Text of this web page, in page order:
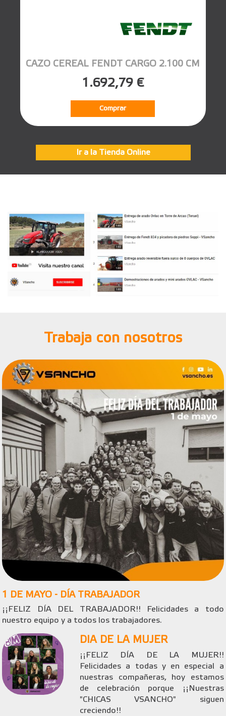
CAZO CEREAL FENDT CARGO 2.100 CM
1.692,79 €
Comprar
Ir a la Tienda Online
Trabaja con nosotros
1 DE MAYO - DÍA TRABAJADOR
¡¡FELIZ DÍA DEL TRABAJADOR!! Felicidades a todo
nuestro equipo y a todos los trabajadores.
DIA DE LA MUJER
¡¡FELIZ DÍA DE LA MUJER!!
Felicidades a todas y en especial a
nuestras compañeras, hoy estamos
de celebración porque ¡¡Nuestras
"CHICAS VSANCHO" siguen
creciendo!!